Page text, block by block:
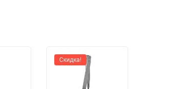
Скидка!